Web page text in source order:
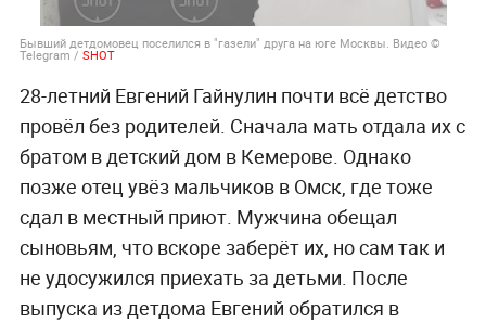
Бывший детдомовец поселился в "газели" друга на юге Москвы. Видео ©
Telegram / SHOT
28-летний Евгений Гайнулин почти всё детство
провёл без родителей. Сначала мать отдала их с
братом в детский дом в Кемерове. Однако
позже отец увёз мальчиков в Омск, где тоже
сдал в местный приют. Мужчина обещал
сыновьям, что вскоре заберёт их, но сам так и
не удосужился приехать за детьми. После
выпуска из детдома Евгений обратился в